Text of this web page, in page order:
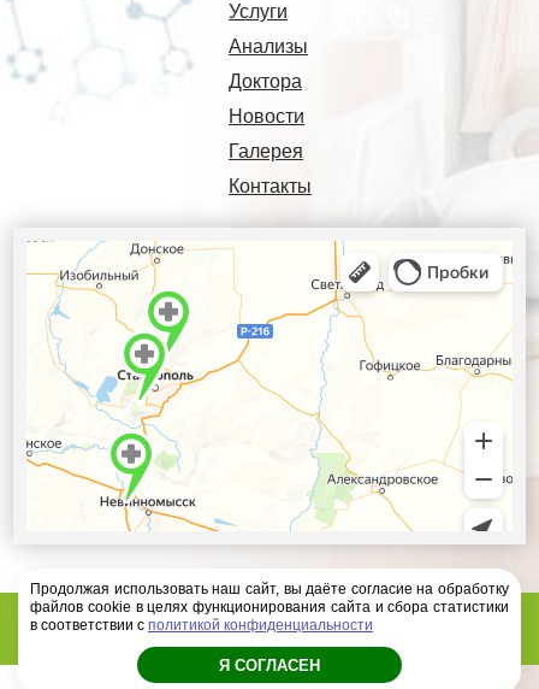
Услуги
Анализы
Доктора
Новости
Галерея
Контакты
Диагностический центр Ателлас - 2026 год
Продолжая использовать наш сайт, вы даёте согласие на обработку
файлов cookie в целях функционирования сайта и сбора статистики
в соответствии с политикой конфиденциальности
Я СОГЛАСЕН